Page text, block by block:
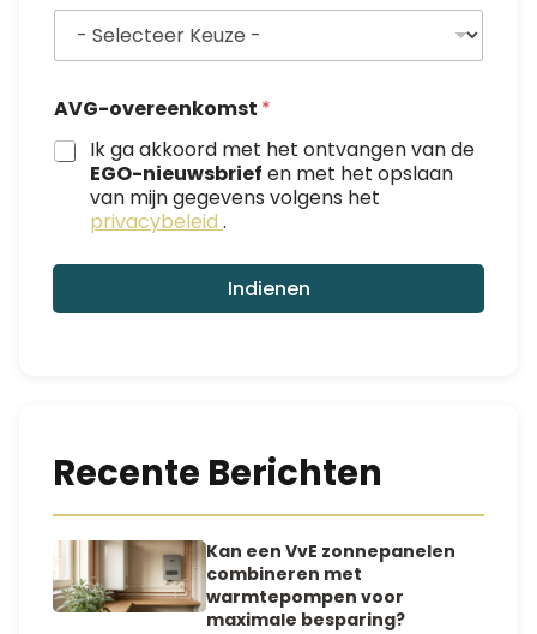
a
y
o
AVG-overeenkomst *
Ik ga akkoord met het ontvangen van de
EGO-nieuwsbrief en met het opslaan
van mijn gegevens volgens het
privacybeleid .
Indienen
Recente Berichten
Kan een VvE zonnepanelen
combineren met
warmtepompen voor
maximale besparing?